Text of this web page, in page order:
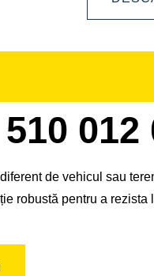
012
de vehicul sau
robustă pentru a rezista